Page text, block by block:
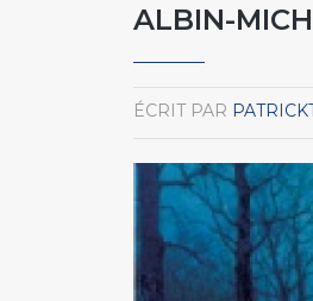
ALBIN-
ÉCRIT PAR